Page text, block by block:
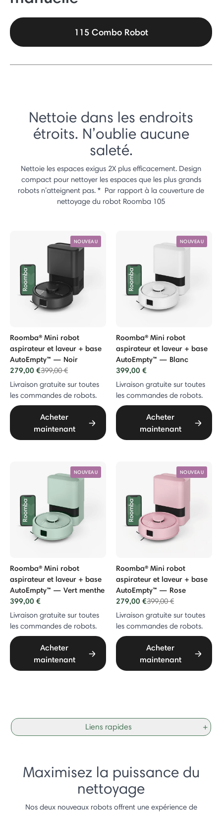
115 Combo Robot
Nettoie dans les endroits
étroits. N’oublie aucune
saleté.
Nettoie les espaces exigus 2X plus efficacement. Design
compact pour nettoyer les espaces que les plus grands
robots n’atteignent pas. * Par rapport à la couverture de
nettoyage du robot Roomba 105
NOUVEAU
Roomba® Mini robot
aspirateur et laveur + base
AutoEmpty™ — Noir
279,00 €Price reduced from
399,00 €to
Livraison gratuite sur toutes
les commandes de robots.
Acheter
maintenant
NOUVEAU
Roomba® Mini robot
aspirateur et laveur + base
AutoEmpty™ — Blanc
399,00 €
Livraison gratuite sur toutes
les commandes de robots.
Acheter
maintenant
NOUVEAU
Roomba® Mini robot
aspirateur et laveur + base
AutoEmpty™ — Vert menthe
399,00 €
Livraison gratuite sur toutes
les commandes de robots.
Acheter
maintenant
NOUVEAU
Roomba® Mini robot
aspirateur et laveur + base
AutoEmpty™ — Rose
279,00 €Price reduced from
399,00 €to
Livraison gratuite sur toutes
les commandes de robots.
Acheter
maintenant
Liens rapides +
Maximisez la puissance du
nettoyage
Nos deux nouveaux robots offrent une expérience de